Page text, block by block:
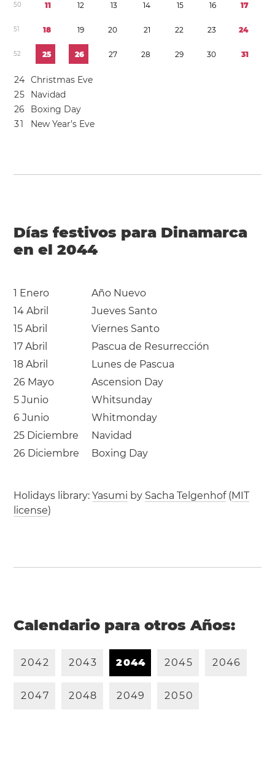
50 11 12 13 14 15 16 17
51 18 19 20 21 22 23 24
52 25 26 27 28 29 30 31
24 Christmas Eve
25
Navidad
26
Boxing Day
31 New Year’s Eve
Días festivos para Dinamarca
en el 2044
1 Enero
Año Nuevo
14 Abril
Jueves Santo
15 Abril
Viernes Santo
17 Abril
Pascua de Resurrección
18 Abril
Lunes de Pascua
26 Mayo
Ascension Day
5 Junio
Whitsunday
6 Junio
Whitmonday
25 Diciembre
Navidad
26 Diciembre
Boxing Day
Holidays library:Yasumi by Sacha Telgenhof(MIT
license)
Calendario para otros Años:
2042 2043 2044 2045 2046
2047 2048 2049 2050